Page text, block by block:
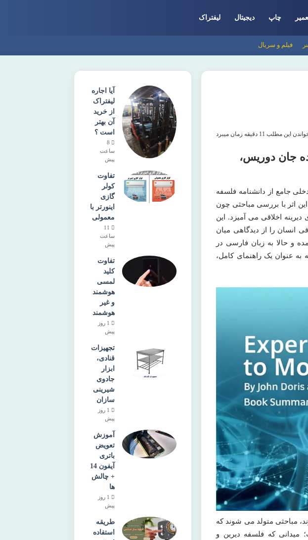
چاپ دیجیتال لیفتراک
فیلم و سریال
این مطلب 11 دقیقه زمان میبرد
جان دوریس،
جامع از دانشنامه فلسفه
اثر با بررسی مباحثی چون
اخلاقی می آمیزد. این
انسان را از دیدگاهی میان
و حالا به زبان فارسی در
عنوان یک راهنمای کامل،
مباحثی متولد می شوند که
میدانی که فلسفه دیرین و
آیا اجاره
لیفتراک
از خرید
آن بهتر
است ؟
8
ساعت
پیش
تفاوت
کولر
گازی
اینورتر با
معمولی
11
ساعت
پیش
تفاوت
کلید
لمسی
هوشمند
و غیر
هوشمند
1 روز
پیش
تجهیزات
قنادی،
ابزار
جادوی
شیرینی‌
سازان
1 روز
پیش
آموزش
تعویض
باتری
آیفون 14
+ چالش
ها
1 روز
پیش
طریقه
استفاده